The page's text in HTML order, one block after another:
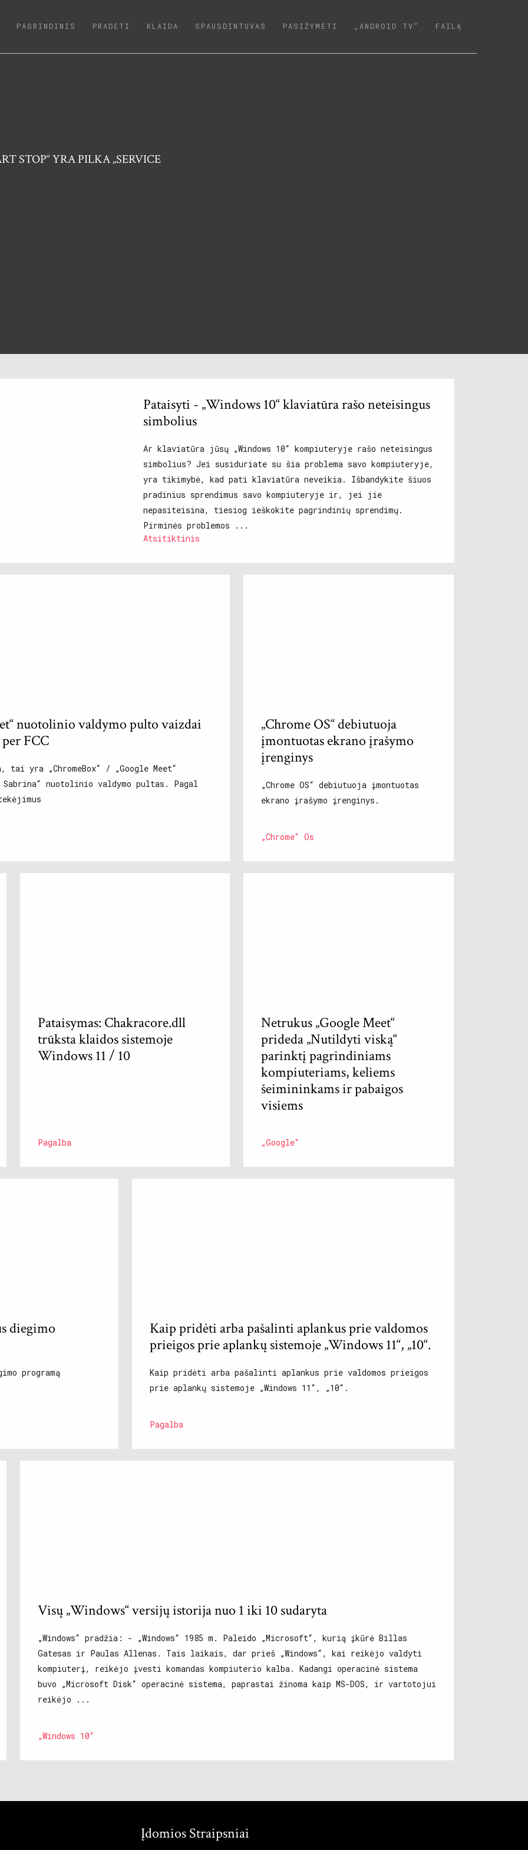
PAGRINDINIS (CURRENT)
PRADĖTI KLAIDA SPAUSDINTUVAS PASIŽYMĖTI „ANDROID TV“ FAILĄ
STOP“ YRA PILKA „SERVICE
Pataisyti - „Windows 10“ klaviatūra rašo neteisingus
simbolius
Ar klaviatūra jūsų „Windows 10“ kompiuteryje rašo neteisingus
simbolius? Jei susiduriate su šia problema savo kompiuteryje,
yra tikimybė, kad pati klaviatūra neveikia. Išbandykite šiuos
pradinius sprendimus savo kompiuteryje ir, jei jie
nepasiteisina, tiesiog ieškokite pagrindinių sprendimų.
Pirminės problemos ...
Atsitiktinis
nuotolinio valdymo pulto vaizdai
FCC
yra „ChromeBox“ / „Google Meet“
nuotolinio valdymo pultas. Pagal
„Chrome OS“ debiutuoja
įmontuotas ekrano įrašymo
įrenginys
„Chrome OS“ debiutuoja įmontuotas
ekrano įrašymo įrenginys.
„Chrome“ Os
Pataisymas: Chakracore.dll
trūksta klaidos sistemoje
Windows 11 / 10
Pagalba
Netrukus „Google Meet“
prideda „Nutildyti viską“
parinktį pagrindiniams
kompiuteriams, keliems
šeimininkams ir pabaigos
visiems
„Google“
diegimo
programą
Kaip pridėti arba pašalinti aplankus prie valdomos
prieigos prie aplankų sistemoje „Windows 11“, „10“.
Kaip pridėti arba pašalinti aplankus prie valdomos prieigos
prie aplankų sistemoje „Windows 11“, „10“.
Pagalba
Visų „Windows“ versijų istorija nuo 1 iki 10 sudaryta
„Windows“ pradžia: - „Windows“ 1985 m. Paleido „Microsoft“, kurią įkūrė Billas
Gatesas ir Paulas Allenas. Tais laikais, dar prieš „Windows“, kai reikėjo valdyti
kompiuterį, reikėjo įvesti komandas kompiuterio kalba. Kadangi operacinė sistema
buvo „Microsoft Disk“ operacinė sistema, paprastai žinoma kaip MS-DOS, ir vartotojui
reikėjo ...
„Windows 10“
Įdomios Straipsniai